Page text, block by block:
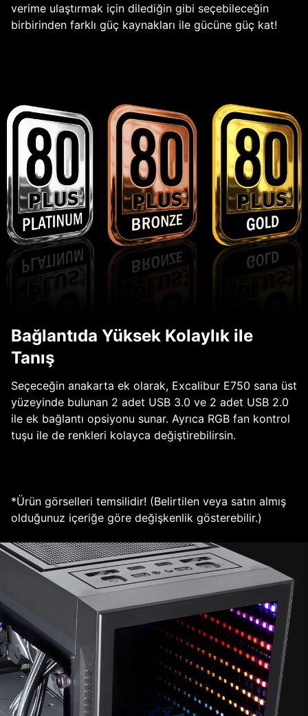
verime ulaştırmak için dilediğin gibi seçebileceğin
birbirinden farklı güç kaynakları ile gücüne güç kat!
Bağlantıda Yüksek Kolaylık ile
Tanış
Seçeceğin anakarta ek olarak, Excalibur E750 sana üst
yüzeyinde bulunan 2 adet USB 3.0 ve 2 adet USB 2.0
ile ek bağlantı opsiyonu sunar. Ayrıca RGB fan kontrol
tuşu ile de renkleri kolayca değiştirebilirsin.
*Ürün görselleri temsilidir! (Belirtilen veya satın almış
olduğunuz içeriğe göre değişkenlik gösterebilir.)